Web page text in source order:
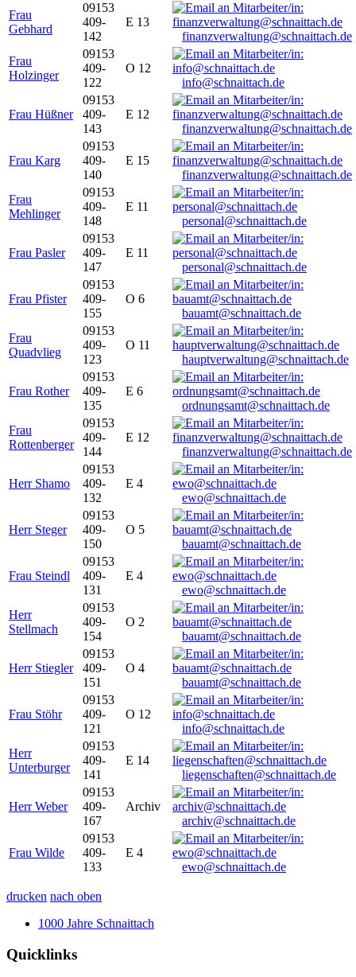
Frau
Gebhard
09153
409-
142
E 13
finanzverwaltung@schnaittach.de
Frau
Holzinger
09153
409-
122
O 12
info@schnaittach.de
Frau Hüßner
09153
409-
143
E 12
finanzverwaltung@schnaittach.de
Frau Karg
09153
409-
140
E 15
finanzverwaltung@schnaittach.de
Frau
Mehlinger
09153
409-
148
E 11
personal@schnaittach.de
Frau Pasler
09153
409-
147
E 11
personal@schnaittach.de
Frau Pfister
09153
409-
155
O 6
bauamt@schnaittach.de
Frau
Quadvlieg
09153
409-
123
O 11
hauptverwaltung@schnaittach.de
Frau Rother
09153
409-
135
E 6
ordnungsamt@schnaittach.de
Frau
Rottenberger
09153
409-
144
E 12
finanzverwaltung@schnaittach.de
Herr Shamo
09153
409-
132
E 4
ewo@schnaittach.de
Herr Steger
09153
409-
150
O 5
bauamt@schnaittach.de
Frau Steindl
09153
409-
131
E 4
ewo@schnaittach.de
Herr
Stellmach
09153
409-
154
O 2
bauamt@schnaittach.de
Herr Stiegler
09153
409-
151
O 4
bauamt@schnaittach.de
Frau Stöhr
09153
409-
121
O 12
info@schnaittach.de
Herr
Unterburger
09153
409-
141
E 14
liegenschaften@schnaittach.de
Herr Weber
09153
409-
167
Archiv
archiv@schnaittach.de
Frau Wilde
09153
409-
133
E 4
ewo@schnaittach.de
drucken nach oben
1000 Jahre Schnaittach
Quicklinks